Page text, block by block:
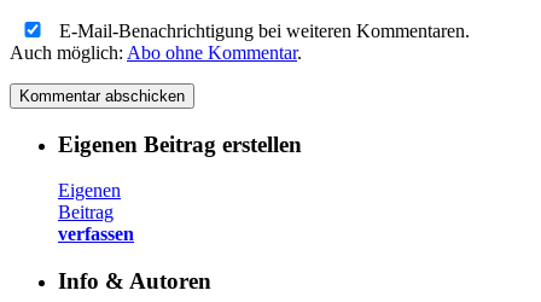
E-Mail-Benachrichtigung bei weiteren Kommentaren.
Auch möglich: Abo ohne Kommentar.
Eigenen Beitrag erstellen
Eigenen
Beitrag
verfassen
Info & Autoren